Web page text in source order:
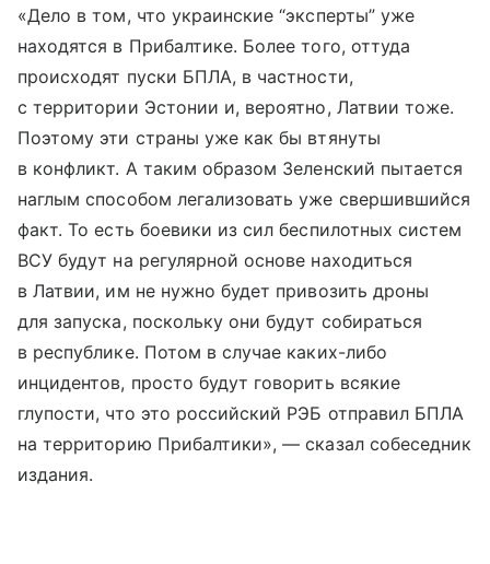
«Дело в том, что украинские “эксперты” уже
находятся в Прибалтике. Более того, оттуда
происходят пуски БПЛА, в частности,
с территории Эстонии и, вероятно, Латвии тоже.
Поэтому эти страны уже как бы втянуты
в конфликт. А таким образом Зеленский пытается
наглым способом легализовать уже свершившийся
факт. То есть боевики из сил беспилотных систем
ВСУ будут на регулярной основе находиться
в Латвии, им не нужно будет привозить дроны
для запуска, поскольку они будут собираться
в республике. Потом в случае каких-либо
инцидентов, просто будут говорить всякие
глупости, что это российский РЭБ отправил БПЛА
на территорию Прибалтики», — сказал собеседник
издания.